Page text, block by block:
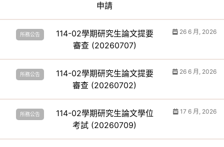
申請
所務公告
114-02學期研究生論文提要
審查 (20260707)
26 6 月, 2026
所務公告
114-02學期研究生論文提要
審查 (20260702)
26 6 月, 2026
所務公告
114-02學期研究生論文學位
考試 (20260709)
17 6 月, 2026